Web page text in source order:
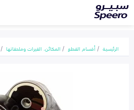
الرئيسية أقسام القطع المكائن، القيرات وملحقاتها